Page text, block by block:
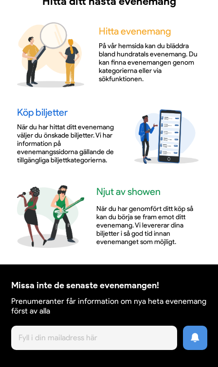
Hitta evenemang
På vår hemsida kan du bläddra
bland hundratals evenemang. Du
kan finna evenemangen genom
kategorierna eller via
sökfunktionen.
Köp biljetter
När du har hittat ditt evenemang
väljer du önskade biljetter. Vi har
information på
evenemangssidorna gällande de
tillgängliga biljettkategorierna.
Njut av showen
När du har genomfört ditt köp så
kan du börja se fram emot ditt
evenemang. Vi levererar dina
biljetter i så god tid innan
evenemanget som möjligt.
Missa inte de senaste evenemangen!
Prenumeranter får information om nya heta evenemang
först av alla